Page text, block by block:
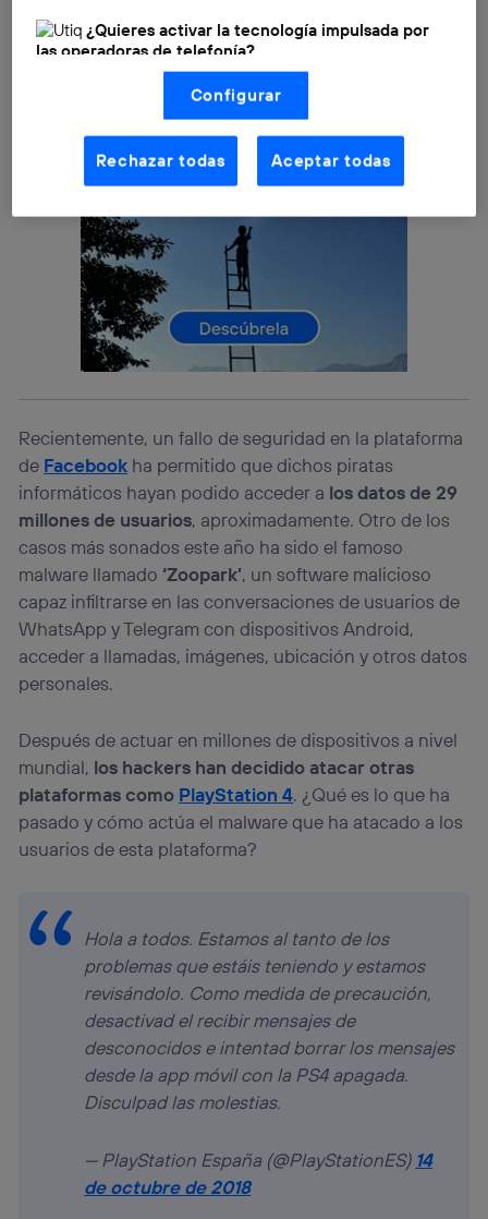
Recientemente, un fallo de seguridad en la plataforma
de Facebook ha permitido que dichos piratas
informáticos hayan podido acceder a los datos de 29
millones de usuarios, aproximadamente. Otro de los
casos más sonados este año ha sido el famoso
malware llamado ‘Zoopark’, un software malicioso
capaz infiltrarse en las conversaciones de usuarios de
WhatsApp y Telegram con dispositivos Android,
acceder a llamadas, imágenes, ubicación y otros datos
personales.
Después de actuar en millones de dispositivos a nivel
mundial, los hackers han decidido atacar otras
plataformas como PlayStation 4. ¿Qué es lo que ha
pasado y cómo actúa el malware que ha atacado a los
usuarios de esta plataforma?
Hola a todos. Estamos al tanto de los
problemas que estáis teniendo y estamos
revisándolo. Como medida de precaución,
desactivad el recibir mensajes de
desconocidos e intentad borrar los mensajes
desde la app móvil con la PS4 apagada.
Disculpad las molestias.
— PlayStation España (@PlayStationES) 14
de octubre de 2018
¿Quieres activar la tecnología impulsada por
las operadoras de telefonía?
Nosotros, Telefónica S.A., utilizamos la tecnología Utiq para
realizar nuestras acciones de marketing digital o análisis
(como se describe en este aviso de consentimiento)
basadas en tu navegación en nuestra(s) web(s)
aquí (solo cuando utilizas una conexión a
internet habilitada , proporcionada por una de las
operadoras de telefonía participantes, y otorgas tu
La tecnología Utiq está diseñada con la privacidad como
prioridad ofreciéndote elección y control.
La tecnología utiliza un identificador cifrado creado por tu
operadora de telefonía, utilizando tu dirección IP y otra
información de la cuenta de cliente de
telecomunicaciones vinculada a la conexión que utilizas
(p. ej., número de teléfono móvil).
Este identificador se asigna a la conexión de internet, por
consienta el uso de la tecnología recibirá el mismo
identificador. Típicamente:
Si utilizas unaconexión de banda ancha (p. ej., Wi-Fi),
el marketing o análisis se realizará en función de las
actividades de navegación de los miembros del hogar
que hayan dado su consentimiento.
Si utilizas datos móviles, el marketing será más
personalizado, ya que se basará únicamente en la
navegación del usuario del móvil.
Puedes gestionar los consentimientos Utiq seleccionando
“Administrar Utiq” en la parte inferior de esta página web o
visitando el
la política de privacidad de Utiq.
Configurar
Rechazar todas Aceptar todas